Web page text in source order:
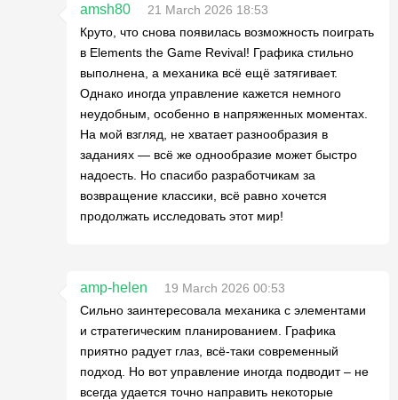
amsh80
21 March 2026 18:53
Круто, что снова появилась возможность поиграть
в Elements the Game Revival! Графика стильно
выполнена, а механика всё ещё затягивает.
Однако иногда управление кажется немного
неудобным, особенно в напряженных моментах.
На мой взгляд, не хватает разнообразия в
заданиях — всё же однообразие может быстро
надоесть. Но спасибо разработчикам за
возвращение классики, всё равно хочется
продолжать исследовать этот мир!
amp-helen
19 March 2026 00:53
Сильно заинтересовала механика с элементами
и стратегическим планированием. Графика
приятно радует глаз, всё-таки современный
подход. Но вот управление иногда подводит – не
всегда удается точно направить некоторые